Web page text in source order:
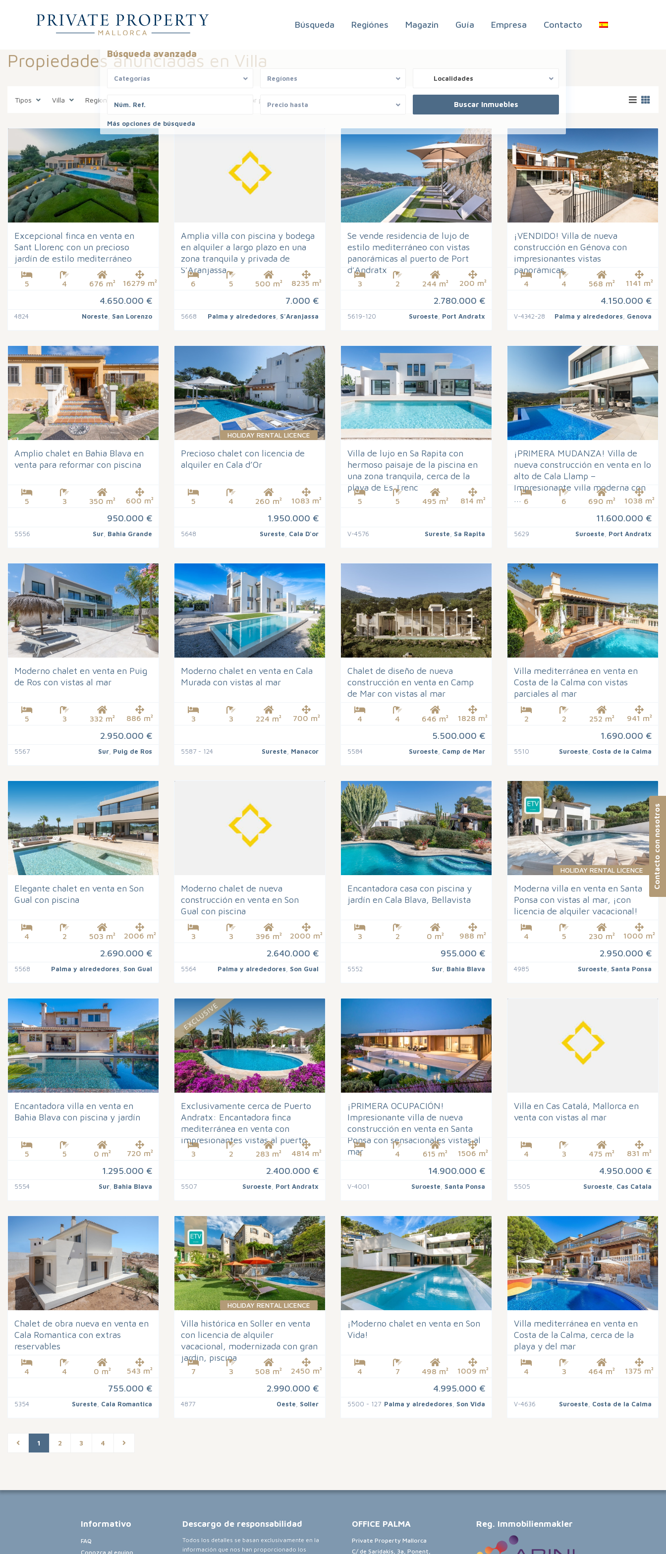
Búsqueda Regiónes Magazin Guía Empresa Contacto
Búsqueda avanzada
Categorías Regíones Localidades
Precio hasta
Más opciones de búsqueda
Propiedades anunciadas en Villa
Tipos Villa Regíones Ordenar por
Excepcional finca en venta en
Sant Llorenç con un precioso
jardín de estilo mediterráneo
5 4 676 m² 16279 m²
4.650.000 €
4824 Noreste San Lorenzo
Amplia villa con piscina y bodega
en alquiler a largo plazo en una
zona tranquila y privada de
S’Aranjassa
6 5 500 m² 8235 m²
7.000 €
5668 Palma y alrededores S'Aranjassa
Se vende residencia de lujo de
estilo mediterráneo con vistas
panorámicas al puerto de Port
d’Andratx
3 2 244 m² 200 m²
2.780.000 €
5619-120 Suroeste Port Andratx
¡VENDIDO! Villa de nueva
construcción en Génova con
impresionantes vistas
panorámicas
4 4 568 m² 1141 m²
4.150.000 €
V-4342-28 Palma y alrededores Genova
Amplio chalet en Bahia Blava en
venta para reformar con piscina
5 3 350 m² 600 m²
950.000 €
5556 Sur Bahia Grande
HOLIDAY RENTAL LICENCE
Precioso chalet con licencia de
alquiler en Cala d’Or
5 4 260 m² 1083 m²
1.950.000 €
5648 Sureste Cala D'or
Villa de lujo en Sa Rapita con
hermoso paisaje de la piscina en
una zona tranquila, cerca de la
playa de Es Trenc
5 5 495 m² 814 m²
V-4576 Sureste Sa Rapita
¡PRIMERA MUDANZA! Villa de
nueva construcción en venta en lo
alto de Cala Llamp –
Impresionante villa moderna con
... 6 6 690 m² 1038 m²
11.600.000 €
5629 Suroeste Port Andratx
Moderno chalet en venta en Puig
de Ros con vistas al mar
5 3 332 m² 886 m²
2.950.000 €
5567 Sur Puig de Ros
Moderno chalet en venta en Cala
Murada con vistas al mar
3 3 224 m² 700 m²
5587 - 124 Sureste Manacor
Chalet de diseño de nueva
construcción en venta en Camp
de Mar con vistas al mar
4 4 646 m² 1828 m²
5.500.000 €
5584 Suroeste Camp de Mar
Villa mediterránea en venta en
Costa de la Calma con vistas
parciales al mar
2 2 252 m² 941 m²
1.690.000 €
5510 Suroeste Costa de la Calma
Elegante chalet en venta en Son
Gual con piscina
4 2 503 m² 2006 m²
2.690.000 €
5568 Palma y alrededores Son Gual
Moderno chalet de nueva
construcción en venta en Son
Gual con piscina
3 3 396 m² 2000 m²
2.640.000 €
5564 Palma y alrededores Son Gual
Encantadora casa con piscina y
jardín en Cala Blava, Bellavista
3 2 0 m² 988 m²
955.000 €
5552 Sur Bahia Blava
HOLIDAY RENTAL LICENCE
Moderna villa en venta en Santa
Ponsa con vistas al mar, ¡con
licencia de alquiler vacacional!
4 5 230 m² 1000 m²
2.950.000 €
4985 Suroeste Santa Ponsa
Encantadora villa en venta en
Bahia Blava con piscina y jardín
5 5 0 m² 720 m²
1.295.000 €
5554 Sur Bahia Blava
Exclusivamente cerca de Puerto
Andratx: Encantadora finca
mediterránea en venta con
impresionantes vistas al puerto
3 2 283 m² 4814 m²
2.400.000 €
5507 Suroeste Port Andratx
¡PRIMERA OCUPACIÓN!
Impresionante villa de nueva
construcción en venta en Santa
Ponsa con sensacionales vistas al
mar
4 4 615 m² 1506 m²
14.900.000 €
V-4001 Suroeste Santa Ponsa
Villa en Cas Catalá, Mallorca en
venta con vistas al mar
4 3 475 m² 831 m²
4.950.000 €
5505 Suroeste Cas Catala
Chalet de obra nueva en venta en
Cala Romantica con extras
reservables
4 4 0 m² 543 m²
755.000 €
5354 Sureste Cala Romantica
HOLIDAY RENTAL LICENCE
Villa histórica en Soller en venta
con licencia de alquiler
vacacional, modernizada con gran
jardín, piscina
7 3 508 m² 2450 m²
2.990.000 €
4877 Oeste Soller
¡Moderno chalet en venta en Son
Vida!
4 7 498 m² 1009 m²
4.995.000 €
5500 - 127 Palma y alrededores Son Vida
Villa mediterránea en venta en
Costa de la Calma, cerca de la
playa y del mar
4 3 464 m² 1375 m²
V-4636 Suroeste Costa de la Calma
1 2 3 4
Informativo
FAQ
Conozca al equipo
Descargo de responsabilidad
Todos los detalles se basan exclusivamente en la
información que nos han proporcionado los
OFFICE PALMA
Private Property Mallorca
C/ de Saridakis, 3a, Ponent,
Reg. Immobilienmakler
Contacto con nosotros